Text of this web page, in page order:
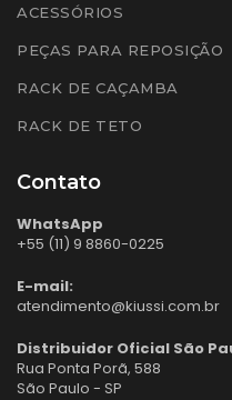
ACESSÓRIOS
PEÇAS PARA REPOSIÇÃO
RACK DE CAÇAMBA
RACK DE TETO
Contato
WhatsApp
+55 (11) 9 8860-0225
E-mail:
atendimento@kiussi.com.br
Distribuidor Oficial São
Rua Ponta Porã, 588
São Paulo - SP